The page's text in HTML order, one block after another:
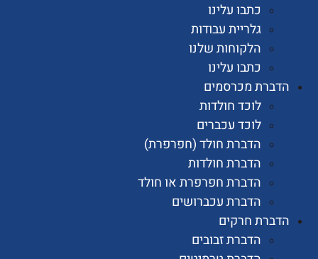
כתבו עלינו
גלריית עבודות
הלקוחות שלנו
כתבו עלינו
מכרסמים
לוכד חולדות
לוכד עכברים
הדברת חולד (חפרפרת)
הדברת חולדות
הדברת חפרפרת או חולד
הדברת עכברושים
חרקים
הדברת זבובים